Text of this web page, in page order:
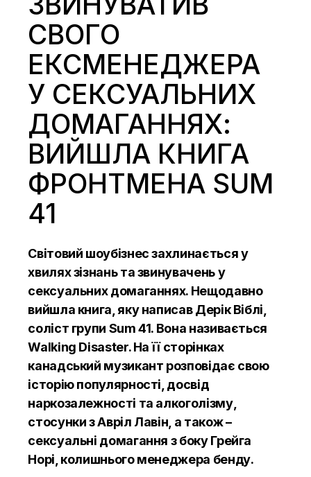
СВОГО
ЕКСМЕНЕДЖЕРА
У СЕКСУАЛЬНИХ
ДОМАГАННЯХ:
ВИЙШЛА КНИГА
ФРОНТМЕНА SUM
41
Світовий шоубізнес захлинається у
хвилях зізнань та звинувачень у
сексуальних домаганнях. Нещодавно
вийшла книга, яку написав Дерік Віблі,
соліст групи Sum 41. Вона називається
Walking Disaster. На її сторінках
канадський музикант розповідає свою
історію популярності, досвід
наркозалежності та алкоголізму,
стосунки з Авріл Лавін, а також –
сексуальні домагання з боку Грейга
Норі, колишнього менеджера бенду.